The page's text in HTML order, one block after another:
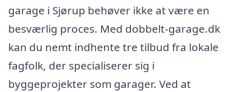
garage i Sjørup behøver ikke at være en
besværlig proces. Med dobbelt-garage.dk
kan du nemt indhente tre tilbud fra lokale
fagfolk, der specialiserer sig i
byggeprojekter som garager. Ved at